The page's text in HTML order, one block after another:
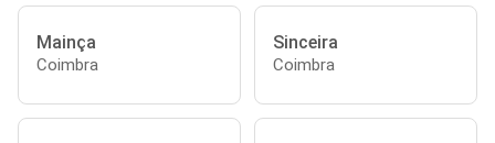
Mainça
Coimbra
Sinceira
Coimbra